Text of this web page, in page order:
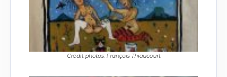
Crédit photos: François Thiaucourt